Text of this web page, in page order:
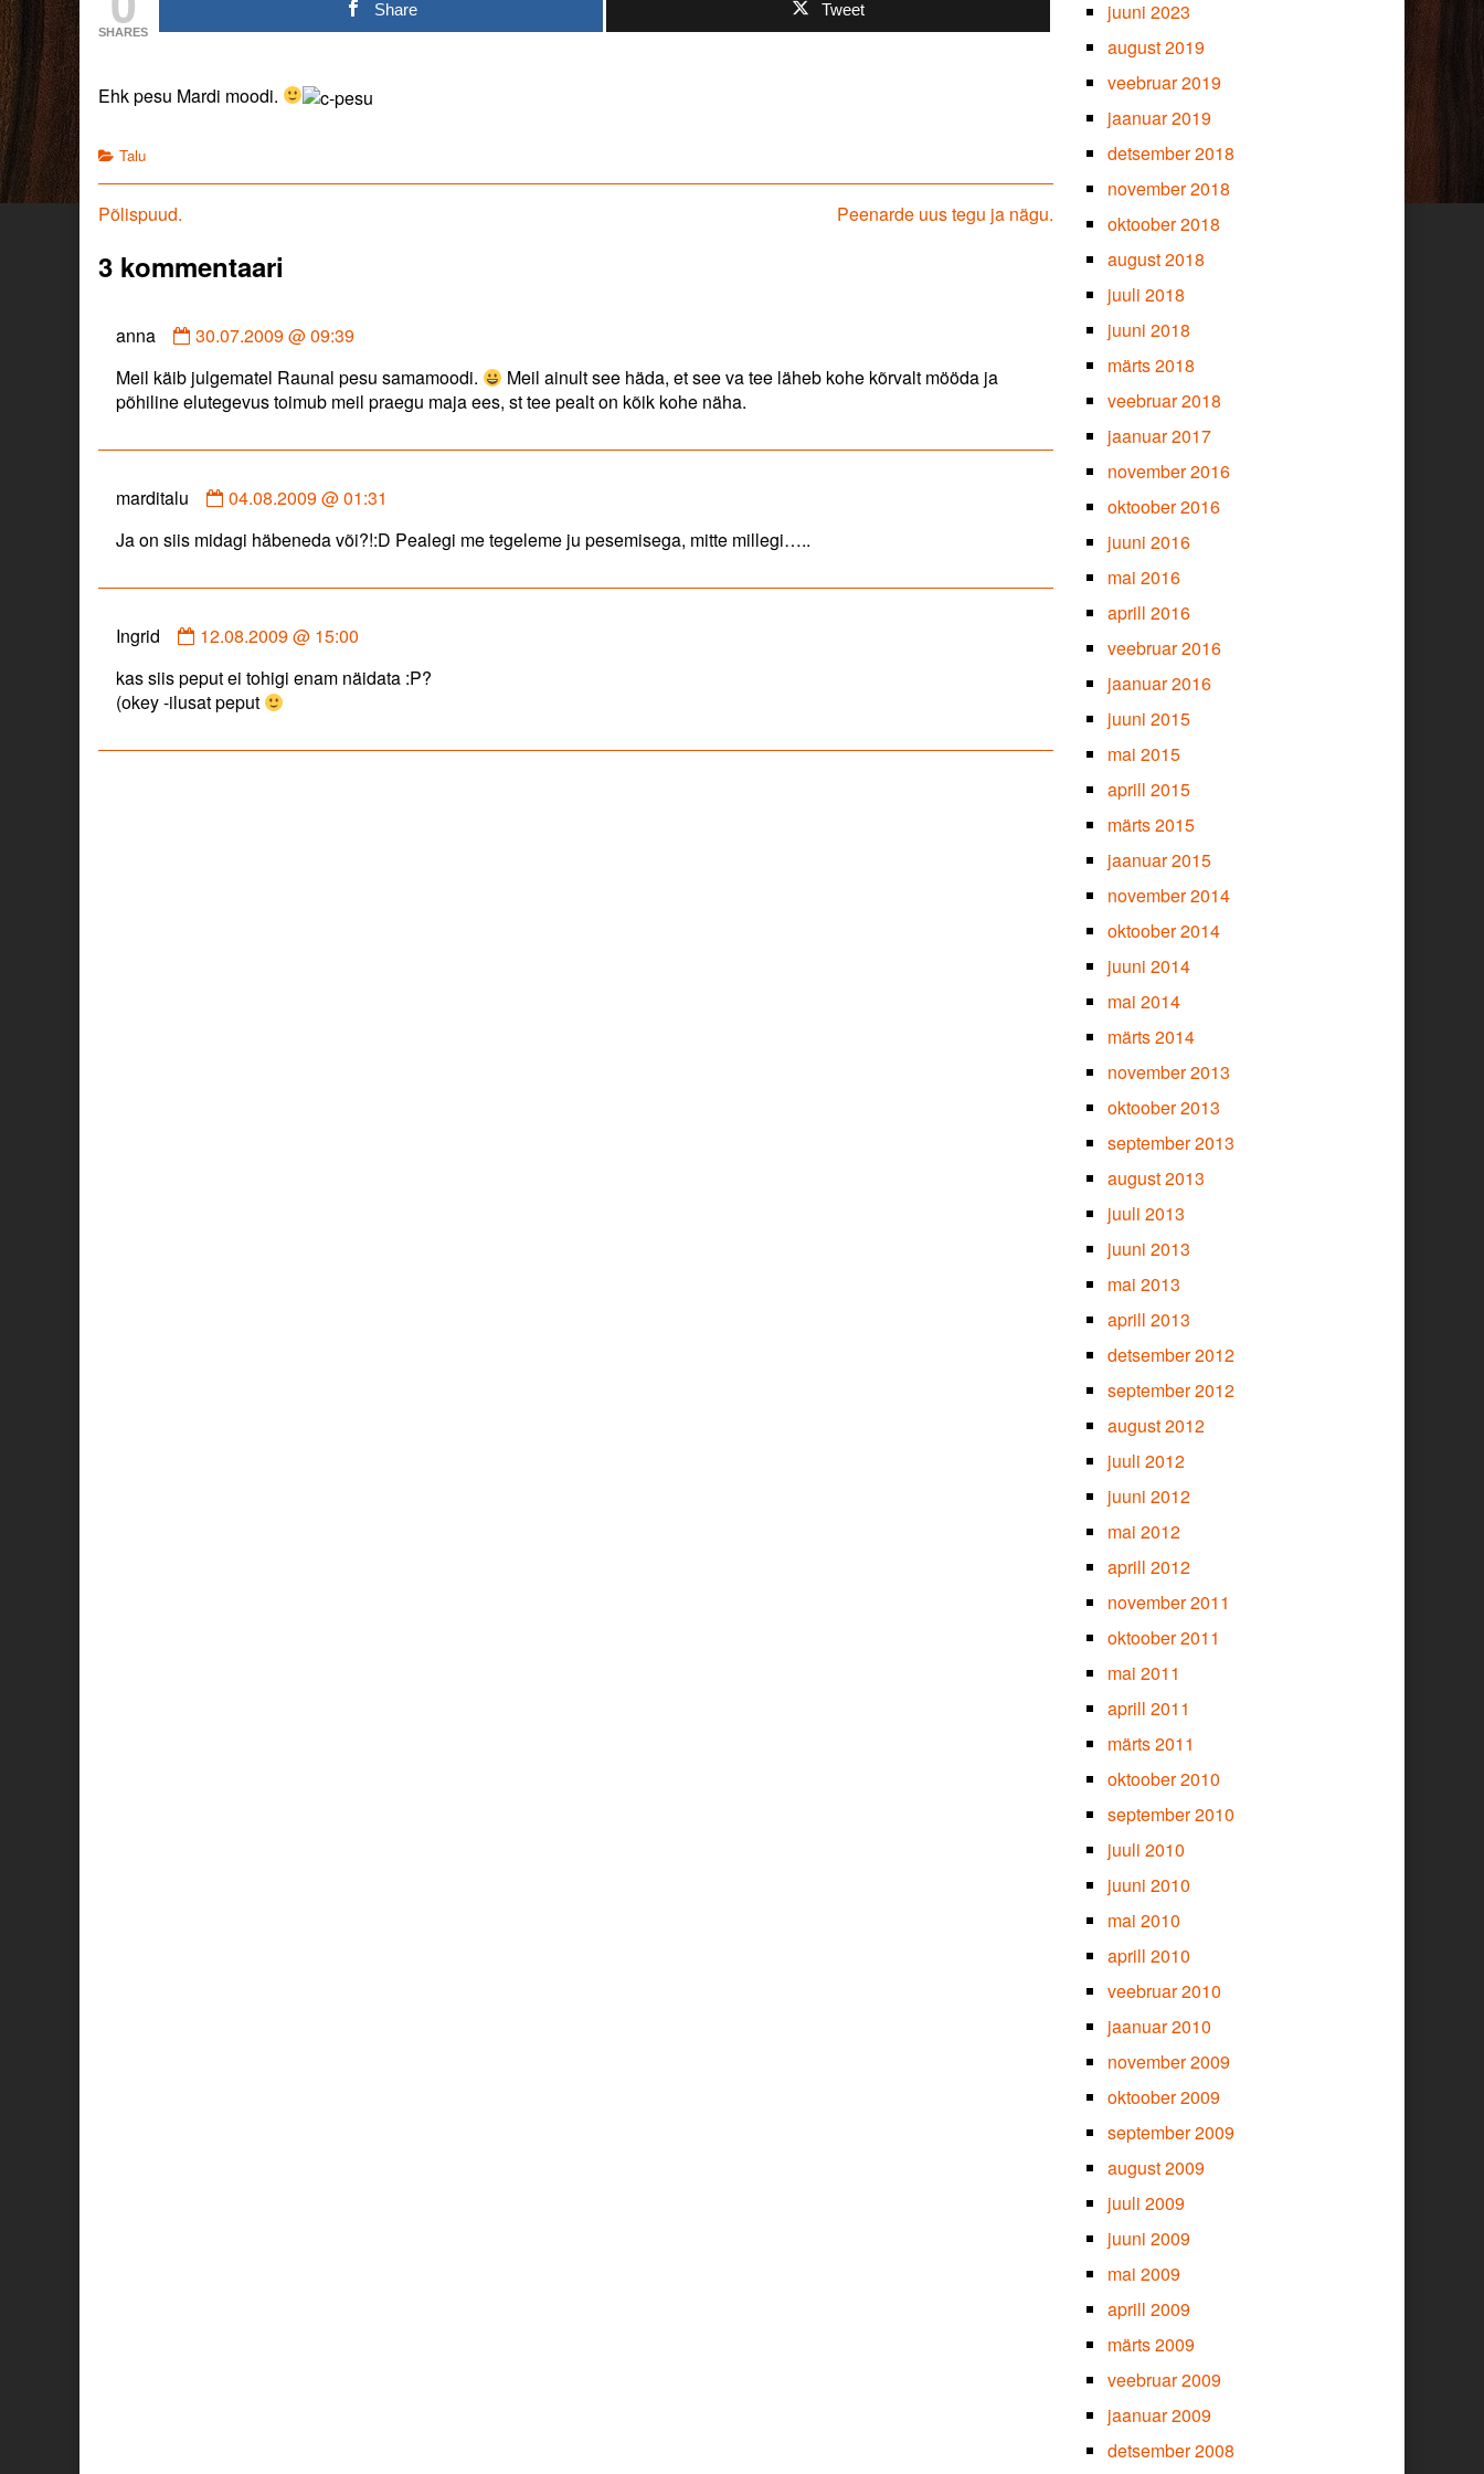
Erootiline.
published
Tõstame
Erootiline.
SHARES
Share Tweet
Ehk pesu Mardi moodi.
Categories
Talu
Navigeerimine
Previous
Põlispuud.
Next
Peenarde uus tegu ja nägu.
3 kommentaari
anna
Comment
anna
published
30.07.2009 @ 09:39
Meil käib julgematel Raunal pesu samamoodi.
Meil ainult see häda, et see va tee läheb kohe kõrvalt mööda ja
põhiline elutegevus toimub meil praegu maja ees, st tee pealt on kõik kohe näha.
marditalu
Comment
marditalu
on
04.08.2009 @ 01:31
Ja on siis midagi häbeneda või?!:D Pealegi me tegeleme ju pesemisega, mitte millegi…..
Ingrid
Comment
Ingrid
published
12.08.2009 @ 15:00
kas siis peput ei tohigi enam näidata :P?
(okey -ilusat peput
juuni 2023
august 2019
veebruar 2019
jaanuar 2019
detsember 2018
november 2018
oktoober 2018
august 2018
juuli 2018
juuni 2018
märts 2018
veebruar 2018
jaanuar 2017
november 2016
oktoober 2016
juuni 2016
mai 2016
aprill 2016
veebruar 2016
jaanuar 2016
juuni 2015
mai 2015
aprill 2015
märts 2015
jaanuar 2015
november 2014
oktoober 2014
juuni 2014
mai 2014
märts 2014
november 2013
oktoober 2013
september 2013
august 2013
juuli 2013
juuni 2013
mai 2013
aprill 2013
detsember 2012
september 2012
august 2012
juuli 2012
juuni 2012
mai 2012
aprill 2012
november 2011
oktoober 2011
mai 2011
aprill 2011
märts 2011
oktoober 2010
september 2010
juuli 2010
juuni 2010
mai 2010
aprill 2010
veebruar 2010
jaanuar 2010
november 2009
oktoober 2009
september 2009
august 2009
juuli 2009
juuni 2009
mai 2009
aprill 2009
märts 2009
veebruar 2009
jaanuar 2009
detsember 2008